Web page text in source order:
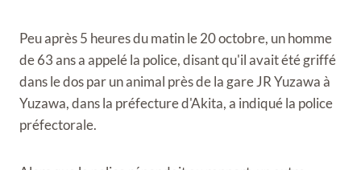
Peu après 5 heures du matin le 20 octobre, un homme
de 63 ans a appelé la police, disant qu'il avait été griffé
dans le dos par un animal près de la gare JR Yuzawa à
Yuzawa, dans la préfecture d'Akita, a indiqué la police
préfectorale.